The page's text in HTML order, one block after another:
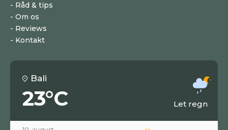
Råd & tips
Om os
Reviews
Kontakt
Bali
23°C Let regn